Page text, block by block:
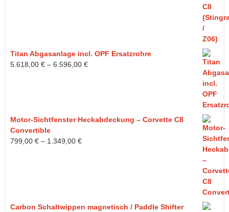
Titan Abgasanlage incl. OPF Ersatzrohre
5.618,00 €– 6.596,00 €
Motor-Sichtfenster Heckabdeckung – Corvette C8
Convertible
799,00 €– 1.349,00 €
Carbon Schaltwippen magnetisch / Paddle Shifter